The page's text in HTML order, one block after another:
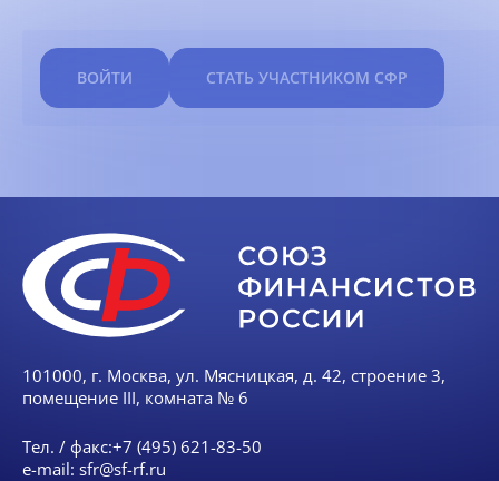
ВОЙТИ СТАТЬ УЧАСТНИКОМ СФР
101000, г. Москва, ул. Мясницкая, д. 42, строение 3,
помещение III, комната № 6
Тел. / факс:+7 (495) 621-83-50
e-mail: sfr@sf-rf.ru